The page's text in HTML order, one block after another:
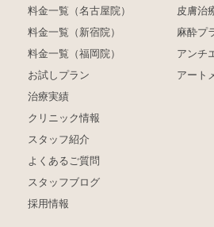
料金一覧（名古屋院）
料金一覧（新宿院）
料金一覧（福岡院）
お試しプラン
治療実績
クリニック情報
スタッフ紹介
よくあるご質問
スタッフブログ
採用情報
皮膚治
麻酔プ
アンチ
アート